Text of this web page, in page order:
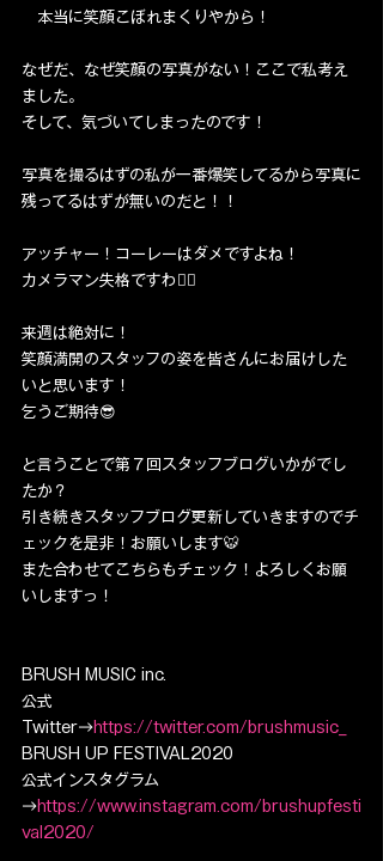
本当に笑顔こぼれまくりやから！
なぜだ、なぜ笑顔の写真がない！ここで私考え
ました。
そして、気づいてしまったのです！
写真を撮るはずの私が一番爆笑してるから写真に
残ってるはずが無いのだと！！
アッチャー！コーレーはダメですよね！
カメラマン失格ですわ🙅‍♂️
来週は絶対に！
笑顔満開のスタッフの姿を皆さんにお届けした
いと思います！
乞うご期待😎
と言うことで第７回スタッフブログいかがでし
たか？
引き続きスタッフブログ更新していきますのでチ
ェックを是非！お願いします🐯
また合わせてこちらもチェック！よろしくお願
いしますっ！
BRUSH MUSIC inc.
公式
Twitter→https://twitter.com/brushmusic_
BRUSH UP FESTIVAL2020
公式インスタグラム
→https://www.instagram.com/brushupfesti
val2020/